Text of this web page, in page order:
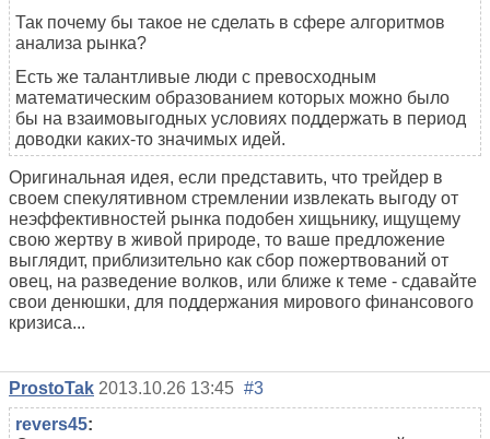
Так почему бы такое не сделать в сфере алгоритмов
анализа рынка?
Есть же талантливые люди с превосходным
математическим образованием которых можно было
бы на взаимовыгодных условиях поддержать в период
доводки каких-то значимых идей.
Оригинальная идея, если представить, что трейдер в
своем спекулятивном стремлении извлекать выгоду от
неэффективностей рынка подобен хищьнику, ищущему
свою жертву в живой природе, то ваше предложение
выглядит, приблизительно как сбор пожертвований от
овец, на разведение волков, или ближе к теме - сдавайте
свои денюшки, для поддержания мирового финансового
кризиса...
ProstoTak 2013.10.26 13:45 #3
revers45: